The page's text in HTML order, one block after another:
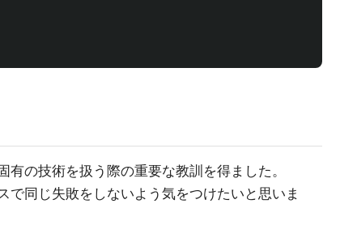
の技術を扱う際の重要な教訓を得ました。
で同じ失敗をしないよう気をつけたいと思いま